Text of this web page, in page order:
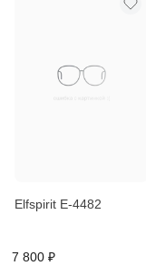
Elfspirit E-4482
7 800 ₽